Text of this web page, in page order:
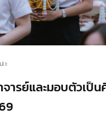
ะ
รย์และมอบตัวเป็น